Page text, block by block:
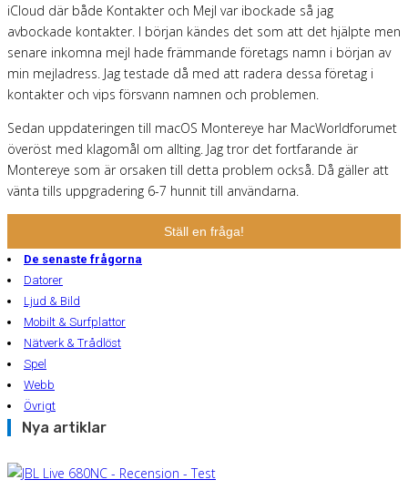
iCloud där både Kontakter och Mejl var ibockade så jag
avbockade kontakter. I början kändes det som att det hjälpte men
senare inkomna mejl hade främmande företags namn i början av
min mejladress. Jag testade då med att radera dessa företag i
kontakter och vips försvann namnen och problemen.
Sedan uppdateringen till macOS Montereye har MacWorldforumet
överöst med klagomål om allting. Jag tror det fortfarande är
Montereye som är orsaken till detta problem också. Då gäller att
vänta tills uppgradering 6-7 hunnit till användarna.
Ställ en fråga!
De senaste frågorna
Datorer
Ljud & Bild
Mobilt & Surfplattor
Nätverk & Trådlöst
Spel
Webb
Övrigt
Nya artiklar